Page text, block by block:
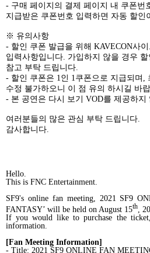
- 구매 페이지의 결제 페이지 내 쿠폰번
지급받은 쿠폰번호 입력하면 자동 할인
※ 유의사항
- 할인 쿠폰 발급을 위해 KAVECON사
입력사항입니다 가입하지 않을 경우
참고 부탁 드립니다
- 할인 쿠폰은 1 인 1 쿠폰으로 지급되며
수정 불가하오니 이 점 유의 하시길 바
- 본 공연은 다시 보기 VOD를 제공하지
여러분들의 많은 관심 부탁 드립니다
감사합니다
Hello.
This is FNC Entertainment.
SF9's online fan meeting, 2021 SF9
FANTASY’ will be held on August 15th ,
If you would like to purchase the
information.
[Fan Meeting Information]
- Title: 2021 SF9 ONLINE FAN